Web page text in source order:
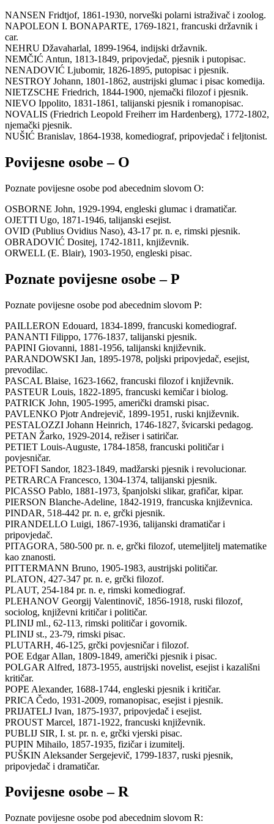
NANSEN Fridtjof, 1861-1930, norveški polarni istraživač i zoolog.
NAPOLEON I. BONAPARTE, 1769-1821, francuski državnik i
car.
NEHRU Džavaharlal, 1899-1964, indijski državnik.
NEMČIĆ Antun, 1813-1849, pripovjedač, pjesnik i putopisac.
NENADOVIĆ Ljubomir, 1826-1895, putopisac i pjesnik.
NESTROY Johann, 1801-1862, austrijski glumac i pisac komedija.
NIETZSCHE Friedrich, 1844-1900, njemački filozof i pjesnik.
NIEVO Ippolito, 1831-1861, talijanski pjesnik i romanopisac.
NOVALIS (Friedrich Leopold Freiherr im Hardenberg), 1772-1802,
njemački pjesnik.
NUŠIĆ Branislav, 1864-1938, komediograf, pripovjedač i feljtonist.
Povijesne osobe – O
Poznate povijesne osobe pod abecednim slovom O:
OSBORNE John, 1929-1994, engleski glumac i dramatičar.
OJETTI Ugo, 1871-1946, talijanski esejist.
OVID (Publius Ovidius Naso), 43-17 pr. n. e, rimski pjesnik.
OBRADOVIĆ Dositej, 1742-1811, književnik.
ORWELL (E. Blair), 1903-1950, engleski pisac.
Poznate povijesne osobe – P
Poznate povijesne osobe pod abecednim slovom P:
PAILLERON Edouard, 1834-1899, francuski komediograf.
PANANTI Filippo, 1776-1837, talijanski pjesnik.
PAPINI Giovanni, 1881-1956, talijanski književnik.
PARANDOWSKI Jan, 1895-1978, poljski pripovjedač, esejist,
prevodilac.
PASCAL Blaise, 1623-1662, francuski filozof i književnik.
PASTEUR Louis, 1822-1895, francuski kemičar i biolog.
PATRICK John, 1905-1995, američki dramski pisac.
PAVLENKO Pjotr Andrejevič, 1899-1951, ruski književnik.
PESTALOZZI Johann Heinrich, 1746-1827, švicarski pedagog.
PETAN Žarko, 1929-2014, režiser i satiričar.
PETIET Louis-Auguste, 1784-1858, francuski političar i
povjesničar.
PETOFI Sandor, 1823-1849, madžarski pjesnik i revolucionar.
PETRARCA Francesco, 1304-1374, talijanski pjesnik.
PICASSO Pablo, 1881-1973, španjolski slikar, grafičar, kipar.
PIERSON Blanche-Adeline, 1842-1919, francuska književnica.
PINDAR, 518-442 pr. n. e, grčki pjesnik.
PIRANDELLO Luigi, 1867-1936, talijanski dramatičar i
pripovjedač.
PITAGORA, 580-500 pr. n. e, grčki filozof, utemeljitelj matematike
kao znanosti.
PITTERMANN Bruno, 1905-1983, austrijski političar.
PLATON, 427-347 pr. n. e, grčki filozof.
PLAUT, 254-184 pr. n. e, rimski komediograf.
PLEHANOV Georgij Valentinovič, 1856-1918, ruski filozof,
sociolog, književni kritičar i političar.
PLINIJ ml., 62-113, rimski političar i govornik.
PLINIJ st., 23-79, rimski pisac.
PLUTARH, 46-125, grčki povjesničar i filozof.
POE Edgar Allan, 1809-1849, američki pjesnik i pisac.
POLGAR Alfred, 1873-1955, austrijski novelist, esejist i kazališni
kritičar.
POPE Alexander, 1688-1744, engleski pjesnik i kritičar.
PRICA Čedo, 1931-2009, romanopisac, esejist i pjesnik.
PRIJATELJ Ivan, 1875-1937, pripovjedač i esejist.
PROUST Marcel, 1871-1922, francuski književnik.
PUBLIJ SIR, I. st. pr. n. e, grčki vjerski pisac.
PUPIN Mihailo, 1857-1935, fizičar i izumitelj.
PUŠKIN Aleksander Sergejevič, 1799-1837, ruski pjesnik,
pripovjedač i dramatičar.
Povijesne osobe – R
Poznate povijesne osobe pod abecednim slovom R: